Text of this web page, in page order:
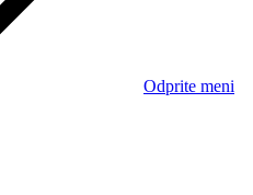
Odprite meni